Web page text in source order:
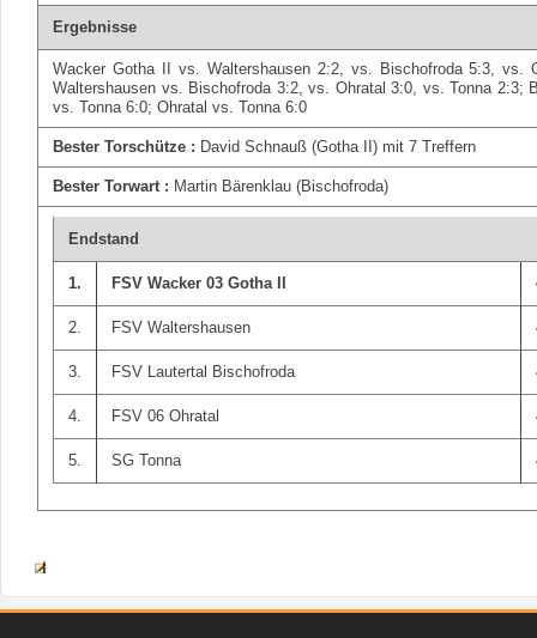
Ergebnisse
Wacker Gotha II vs. Waltershausen 2:2, vs. Bischofroda 5:3, vs.
Waltershausen vs. Bischofroda 3:2, vs. Ohratal 3:0, vs. Tonna 2:3;
vs. Tonna 6:0; Ohratal vs. Tonna 6:0
Bester Torschütze : David Schnauß (Gotha II) mit 7 Treffern
Bester Torwart : Martin Bärenklau (Bischofroda)
Endstand
1. FSV Wacker 03 Gotha II
2. FSV Waltershausen
3. FSV Lautertal Bischofroda
4. FSV 06 Ohratal
5. SG Tonna